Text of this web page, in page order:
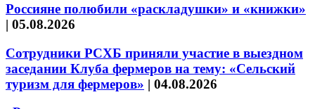
Россияне полюбили «раскладушки» и «книжки»
| 05.08.2026
Сотрудники РСХБ приняли участие в выездном
заседании Клуба фермеров на тему: «Сельский
туризм для фермеров» | 04.08.2026